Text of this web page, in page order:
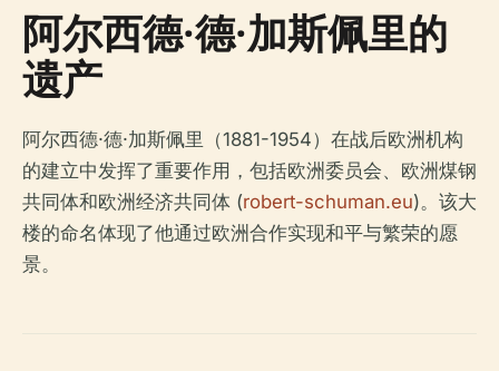
阿尔西德·德·加斯佩里的
遗产
阿尔西德·德·加斯佩里（1881-1954）在战后欧洲机构
的建立中发挥了重要作用，包括欧洲委员会、欧洲煤钢
共同体和欧洲经济共同体 (robert-schuman.eu)。该大
楼的命名体现了他通过欧洲合作实现和平与繁荣的愿
景。